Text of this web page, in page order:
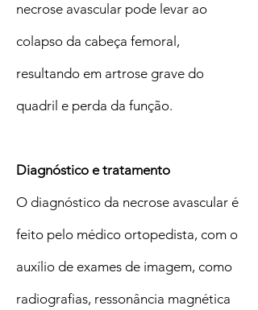
necrose avascular pode levar ao
colapso da cabeça femoral,
resultando em artrose grave do
quadril e perda da função.
Diagnóstico e tratamento
O diagnóstico da necrose avascular é
feito pelo médico ortopedista, com o
auxílio de exames de imagem, como
radiografias, ressonância magnética